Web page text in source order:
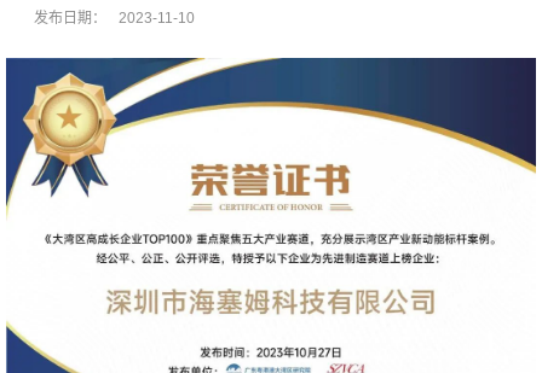
发布日期： 2023-11-10